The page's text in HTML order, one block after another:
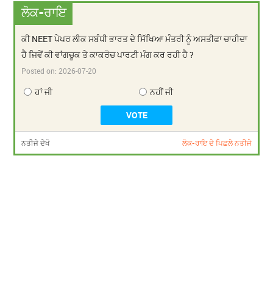
ਲੋਕ-ਰਾਇ
ਕੀ NEET ਪੇਪਰ ਲੀਕ ਸਬੰਧੀ ਭਾਰਤ ਦੇ ਸਿੱਖਿਆ ਮੰਤਰੀ ਨੂੰ ਅਸਤੀਫਾ ਚਾਹੀਦਾ
ਹੈ ਜਿਵੇਂ ਕੀ ਵਾਂਗਚੂਕ ਤੇ ਕਾਕਰੋਚ ਪਾਰਟੀ ਮੰਗ ਕਰ ਰਹੀ ਹੈ ?
Posted on:2026-07-20
ਹਾਂ ਜੀ ਨਹੀਂ ਜੀ
ਨਤੀਜੇ ਦੇਖੋ ਲੋਕ-ਰਾਇ ਦੇ ਪਿਛਲੇ ਨਤੀਜੇ